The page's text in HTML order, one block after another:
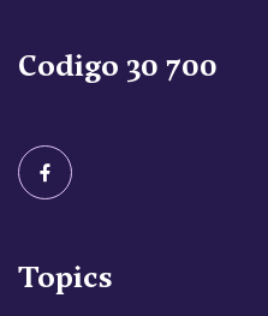
Codigo 30 700
Topics